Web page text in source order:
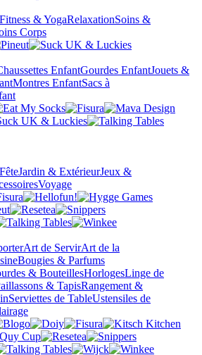
Fitness & YogaRelaxationSoins &
Corps
EnfantGourdes EnfantJouets &
Montres EnfantSacs à
FêteJardin & ExtérieurJeux &
Voyage
Art de ServirArt de la
Bougies & Parfums
& BouteillesHorlogesLinge de
& TapisRangement &
Serviettes de TableUstensiles de